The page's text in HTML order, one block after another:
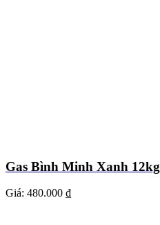
Gas Bình Minh Xanh 12kg
Giá: 480.000 ₫